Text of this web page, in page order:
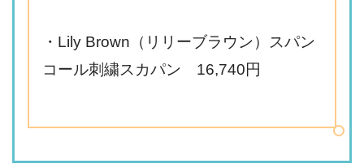
・Lily Brown（リリーブラウン）スパン
コール刺繍スカパン 16,740円